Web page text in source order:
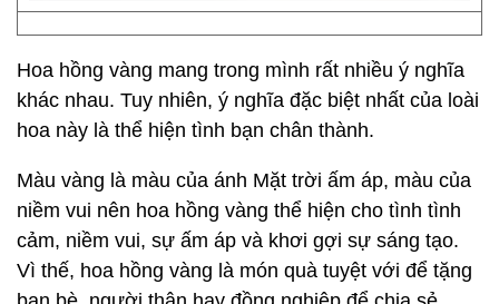
Hoa hồng vàng mang trong mình rất nhiều ý nghĩa
khác nhau. Tuy nhiên, ý nghĩa đặc biệt nhất của loài
hoa này là thể hiện tình bạn chân thành.
Màu vàng là màu của ánh Mặt trời ấm áp, màu của
niềm vui nên hoa hồng vàng thể hiện cho tình tình
cảm, niềm vui, sự ấm áp và khơi gợi sự sáng tạo.
Vì thế, hoa hồng vàng là món quà tuyệt với để tặng